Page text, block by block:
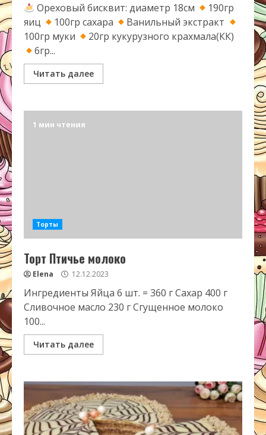
Ореховый бисквит: диаметр 18см
190гр
яиц
100гр сахара
Ванильный экстракт
100гр муки
20гр кукурузного крахмала(КК)
6гр...
Читать далее
1 мин чтения
Торты
Торт Птичье молоко
Elena 12.12.2023
Ингредиенты Яйца 6 шт. = 360 г Сахар 400 г
Сливочное масло 230 г Сгущенное молоко
100...
Читать далее